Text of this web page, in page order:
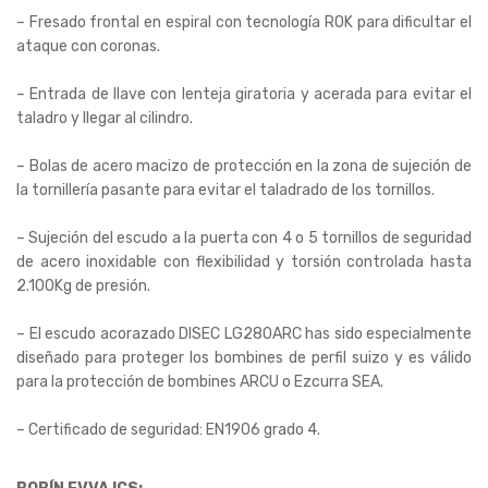
– Fresado frontal en espiral con tecnología ROK para dificultar el
ataque con coronas.
– Entrada de llave con lenteja giratoria y acerada para evitar el
taladro y llegar al cilindro.
– Bolas de acero macizo de protección en la zona de sujeción de
la tornillería pasante para evitar el taladrado de los tornillos.
– Sujeción del escudo a la puerta con 4 o 5 tornillos de seguridad
de acero inoxidable con flexibilidad y torsión controlada hasta
2.100Kg de presión.
– El escudo acorazado DISEC LG280ARC has sido especialmente
diseñado para proteger los bombines de perfil suizo y es válido
para la protección de bombines ARCU o Ezcurra SEA.
– Certificado de seguridad: EN1906 grado 4.